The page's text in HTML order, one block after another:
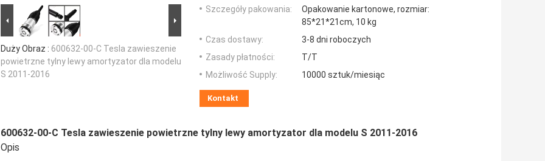
Duży Obraz : 600632-00-C Tesla zawieszenie
powietrzne tylny lewy amortyzator dla modelu
S 2011-2016
Szczegóły pakowania:
Opakowanie kartonowe, rozmiar:
85*21*21cm, 10 kg
Czas dostawy:
3-8 dni roboczych
Zasady płatności:
T/T
Możliwość Supply:
10000 sztuk/miesiąc
Kontakt
600632-00-C Tesla zawieszenie powietrzne tylny lewy amortyzator dla modelu S 2011-2016
Opis